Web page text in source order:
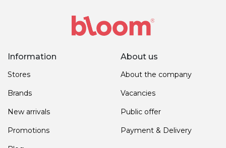
Information
Stores
Brands
New arrivals
Promotions
About us
About the company
Vacancies
Public offer
Payment & Delivery